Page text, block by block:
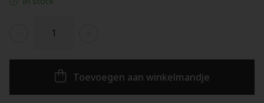
Toevoegen aan winkelmandje